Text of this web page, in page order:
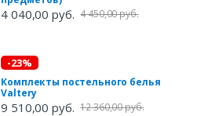
4 040,00 руб. 4 450,00 руб.
-23%
Комплекты постельного белья
Valtery
9 510,00 руб. 12 360,00 руб.